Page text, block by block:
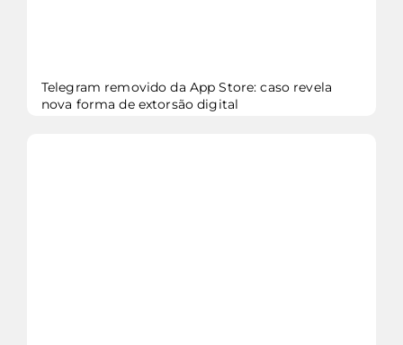
Telegram removido da App Store: caso revela
nova forma de extorsão digital